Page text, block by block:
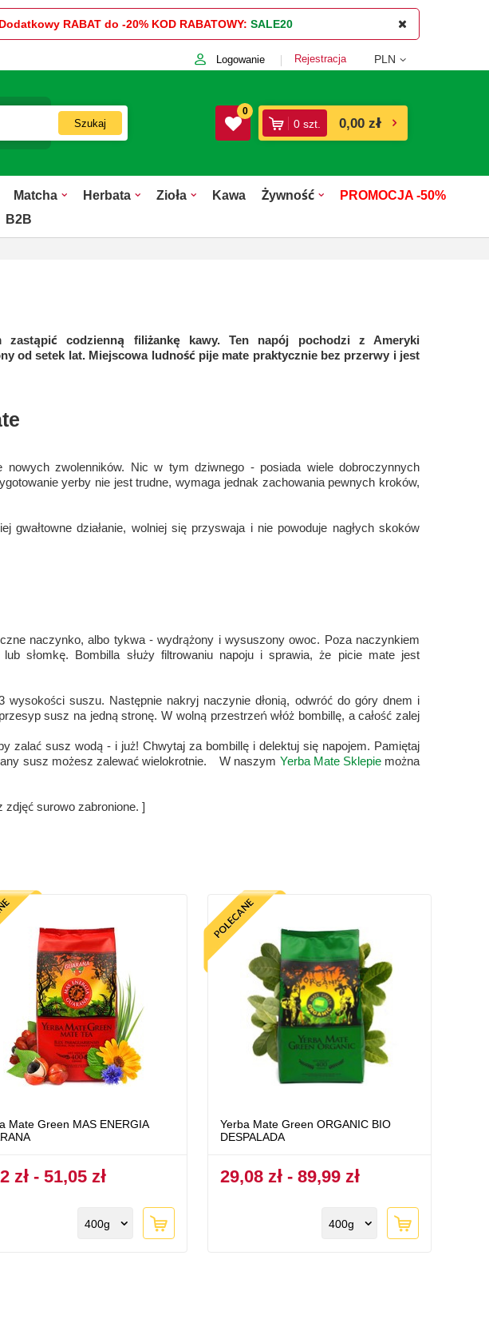
Dodatkowy RABAT do -20% KOD RABATOWY: SALE20
Logowanie Rejestracja PLN
Szukaj
0
0 szt. 0,00 zł
Matcha Herbata Zioła Kawa Żywność
PROMOCJA -50%
B2B
zastąpić codzienną filiżankę kawy. Ten napój pochodzi z Ameryki
od setek lat. Miejscowa ludność pije mate praktycznie bez przerwy i jest
zwolenników. Nic w tym dziwnego - posiada wiele dobroczynnych
yerby nie jest trudne, wymaga jednak zachowania pewnych kroków,
działanie, wolniej się przyswaja i nie powoduje nagłych skoków
naczynko, albo tykwa - wydrążony i wysuszony owoc. Poza naczynkiem
słomkę. Bombilla służy filtrowaniu napoju i sprawia, że picie mate jest
suszu. Następnie nakryj naczynie dłonią, odwróć do góry dnem i
susz na jedną stronę. W wolną przestrzeń włóż bombillę, a całość zalej
zalać susz wodą - i już! Chwytaj za bombillę i delektuj się napojem. Pamiętaj
susz możesz zalewać wielokrotnie.
W naszym Yerba Mate Sklepiemożna
zdjęć surowo zabronione. ]
Mate Green MAS ENERGIA
zł - 51,05 zł
400g
Yerba Mate Green ORGANIC BIO
DESPALADA
29,08 zł - 89,99 zł
400g